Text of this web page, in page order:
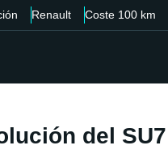
Renault Coste 100 km
del